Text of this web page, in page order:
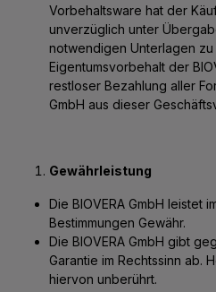
Vorbehaltsware hat der
unverzüglich unter
notwendigen Unterlagen
Eigentumsvorbehalt der
restloser Bezahlung aller
GmbH aus dieser
Gewährleistung
Die BIOVERA GmbH leistet
Bestimmungen Gewähr.
Die BIOVERA GmbH gibt
Garantie im Rechtssinn ab.
hiervon unberührt.